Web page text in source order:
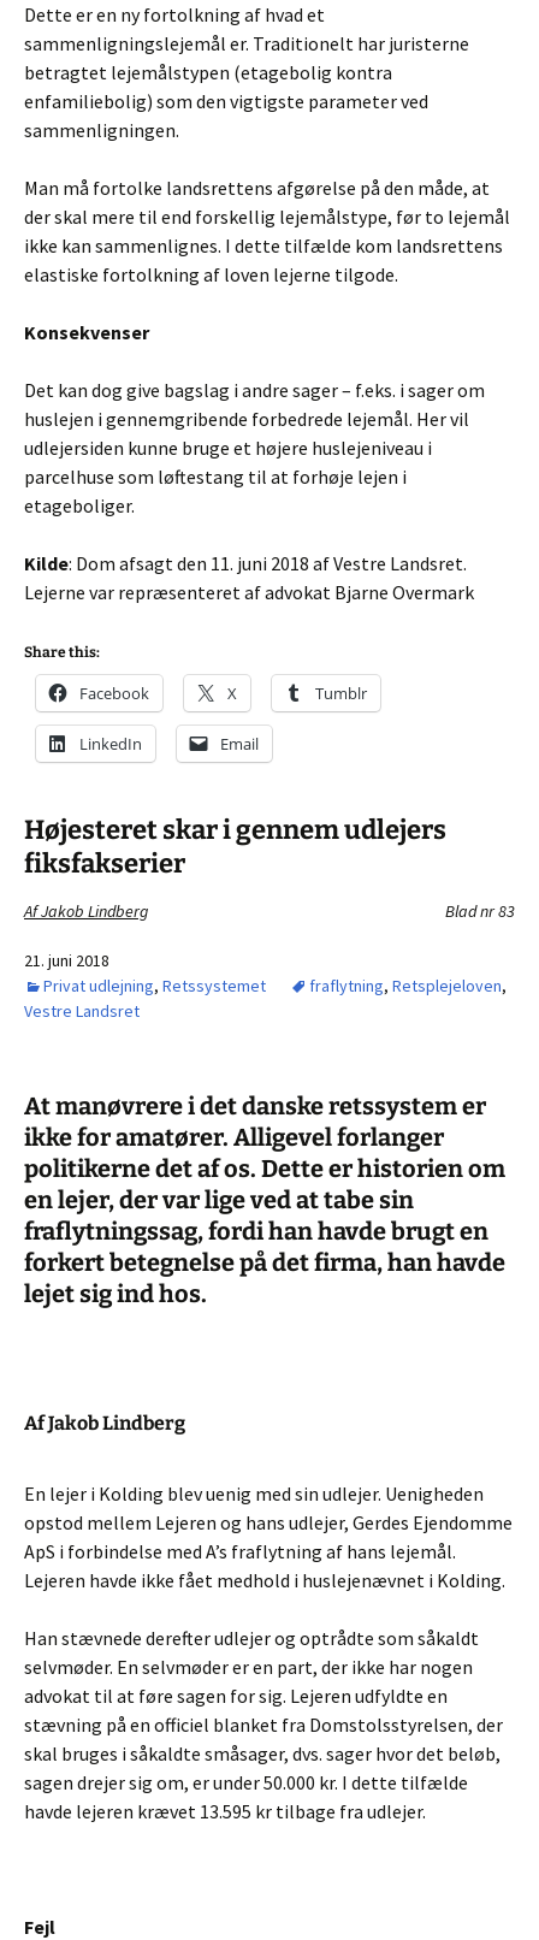
Dette er en ny fortolkning af hvad et
sammenligningslejemål er. Traditionelt har juristerne
betragtet lejemålstypen (etagebolig kontra
enfamiliebolig) som den vigtigste parameter ved
sammenligningen.
Man må fortolke landsrettens afgørelse på den måde, at
der skal mere til end forskellig lejemålstype, før to lejemål
ikke kan sammenlignes. I dette tilfælde kom landsrettens
elastiske fortolkning af loven lejerne tilgode.
Konsekvenser
Det kan dog give bagslag i andre sager – f.eks. i sager om
huslejen i gennemgribende forbedrede lejemål. Her vil
udlejersiden kunne bruge et højere huslejeniveau i
parcelhuse som løftestang til at forhøje lejen i
etageboliger.
Kilde: Dom afsagt den 11. juni 2018 af Vestre Landsret.
Lejerne var repræsenteret af advokat Bjarne Overmark
Share this:
Facebook X Tumblr
LinkedIn Email
Højesteret skar i gennem udlejers
fiksfakserier
Af Jakob Lindberg Blad nr 83
21. juni 2018
Privat udlejning, Retssystemet fraflytning, Retsplejeloven,
Vestre Landsret
At manøvrere i det danske retssystem er
ikke for amatører. Alligevel forlanger
politikerne det af os. Dette er historien om
en lejer, der var lige ved at tabe sin
fraflytningssag, fordi han havde brugt en
forkert betegnelse på det firma, han havde
lejet sig ind hos.
Af Jakob Lindberg
En lejer i Kolding blev uenig med sin udlejer. Uenigheden
opstod mellem Lejeren og hans udlejer, Gerdes Ejendomme
ApS i forbindelse med A’s fraflytning af hans lejemål.
Lejeren havde ikke fået medhold i huslejenævnet i Kolding.
Han stævnede derefter udlejer og optrådte som såkaldt
selvmøder. En selvmøder er en part, der ikke har nogen
advokat til at føre sagen for sig. Lejeren udfyldte en
stævning på en officiel blanket fra Domstolsstyrelsen, der
skal bruges i såkaldte småsager, dvs. sager hvor det beløb,
sagen drejer sig om, er under 50.000 kr. I dette tilfælde
havde lejeren krævet 13.595 kr tilbage fra udlejer.
Fejl